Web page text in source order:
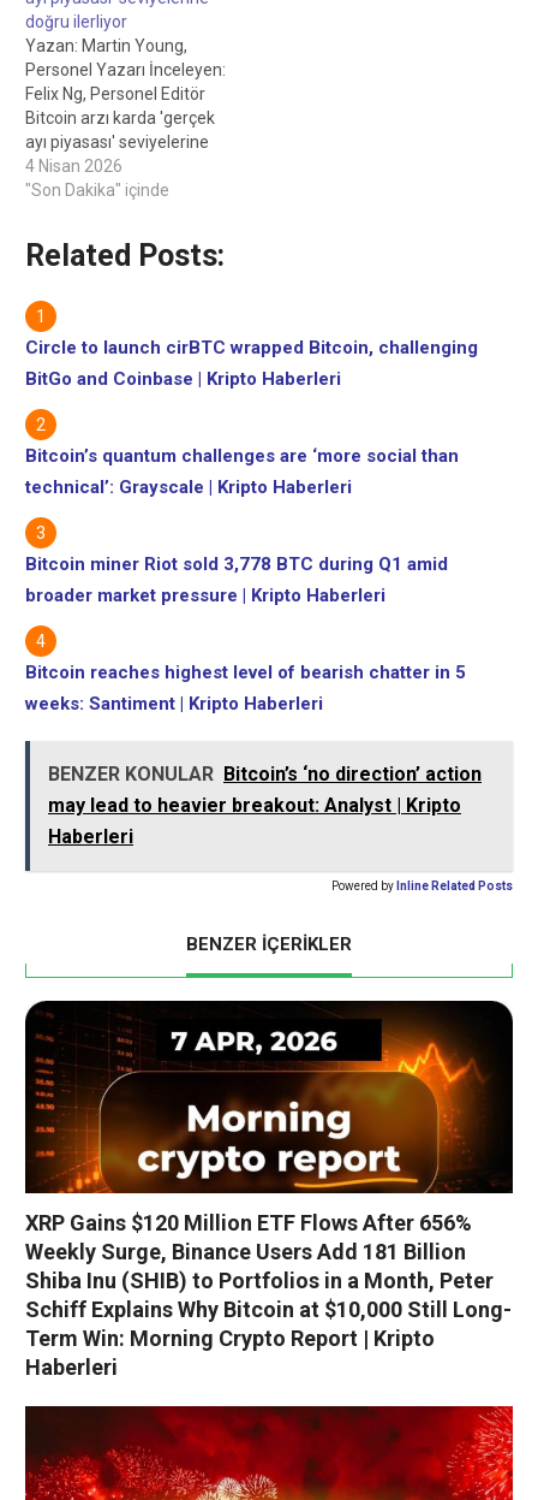
doğru ilerliyor
Yazan: Martin Young,
Personel Yazarı İnceleyen:
Felix Ng, Personel Editör
Bitcoin arzı karda 'gerçek
ayı piyasası' seviyelerine
doğru ilerliyor 03 Nisan
2026CryptoQuant verileri
gösteriyor ve bu miktar
zarar gören Bitcoin
miktarının altında.
CryptoQuant analisti
"Darkfost" Perşembe günü
yaptığı…
4 Nisan 2026
"Son Dakika" içinde
Related Posts:
Circle to launch cirBTC wrapped Bitcoin, challenging
BitGo and Coinbase | Kripto Haberleri
Bitcoin’s quantum challenges are ‘more social than
technical’: Grayscale | Kripto Haberleri
Bitcoin miner Riot sold 3,778 BTC during Q1 amid
broader market pressure | Kripto Haberleri
Bitcoin reaches highest level of bearish chatter in 5
weeks: Santiment | Kripto Haberleri
BENZER KONULAR Bitcoin’s ‘no direction’ action
may lead to heavier breakout: Analyst | Kripto
Haberleri
Powered by Inline Related Posts
BENZER İÇERİKLER
XRP Gains $120 Million ETF Flows After 656%
Weekly Surge, Binance Users Add 181 Billion
Shiba Inu (SHIB) to Portfolios in a Month, Peter
Schiff Explains Why Bitcoin at $10,000 Still Long-
Term Win: Morning Crypto Report | Kripto
Haberleri